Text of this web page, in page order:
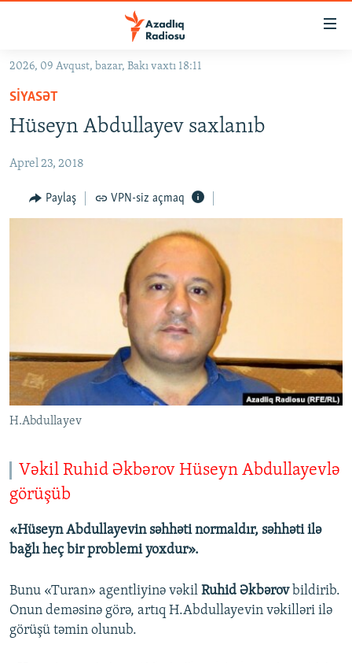
Əsas
qayıt
Əsas
naviqasiyaya
qayıt
GÜNDƏM
KORRUPSIOMETR
#ƏSLINDƏ
FƏRQƏ BAX
İNFOQRAFIKA
KARIKATURA
AZƏRBAYCAN ƏDƏBIYYATI KITABXANASI
İSLAM VƏ DEMOKRATIYA
İZ - MƏDƏNIYYƏT PROQRAMI
MISSIYAMIZ
PEŞƏ ETIKASI VƏ JURNALISTIKA STANDARTLARIMIZ
MATERIALLARIMIZDAN ISTIFADƏ
BIZI IZLƏ
2026, 09 Avqust, bazar, Bakı vaxtı 18:11
SIYASƏT
Hüseyn Abdullayev saxlanıb
Aprel 23, 2018
Paylaş VPN-siz açmaq
H.Abdullayev
Vəkil Ruhid Əkbərov Hüseyn Abdullayevlə
görüşüb
«Hüseyn Abdullayevin səhhəti normaldır, səhhəti ilə
bağlı heç bir problemi yoxdur».
Bunu «Turan» agentliyinə vəkil Ruhid Əkbərovbildirib.
Onun deməsinə görə, artıq H.Abdullayevin vəkilləri ilə
görüşü təmin olunub.